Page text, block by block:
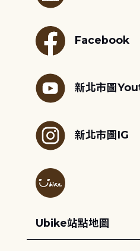
Facebook
新北市圖
新北市圖IG
Ubike站點地圖